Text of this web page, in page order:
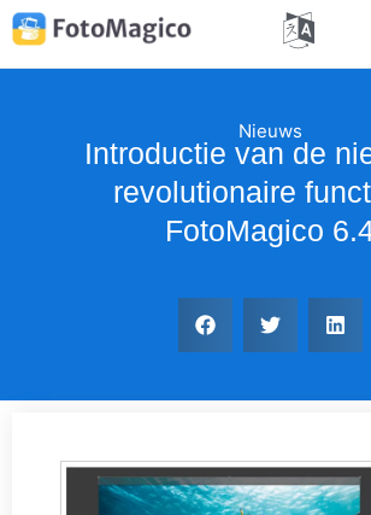
Nieuws
Introductie van de
revolutionaire
FotoMagico